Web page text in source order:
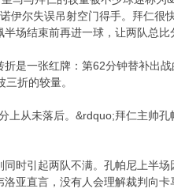
伊尔失误吊射空门得手。拜仁很
场结束前再进一球，让两队总比
是一张红牌：第62分钟替补出
折的较量。
上从未落后。&rdquo;拜仁主帅
时引起两队不满。孔帕尼上半
亚直言，没有人会理解裁判向